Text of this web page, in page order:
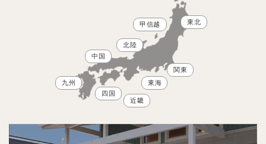
東北
甲信越
北陸
関東
東海
近畿
中国
四国
九州